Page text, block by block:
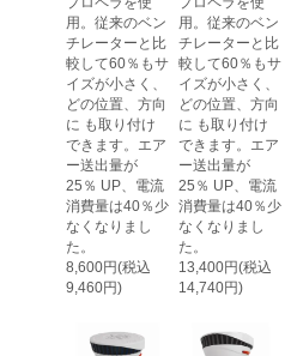
用。従来のベン
チレーターと比
較して60％もサ
イズが小さく、
どの位置、方向
に も取り付け
できます。エア
ー送出量が
25％ UP、電流
消費量は40％少
なくなりまし
た。
8,600円(税込
9,460円)
用。従来のベン
チレーターと比
較して60％もサ
イズが小さく、
どの位置、方向
に も取り付け
できます。エア
ー送出量が
25％ UP、電流
消費量は40％少
なくなりまし
た。
13,400円(税込
14,740円)